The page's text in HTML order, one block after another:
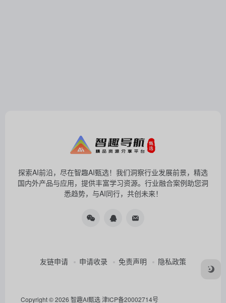
探索AI前沿，尽在智趣AI甄选！我们洞察行业发展前景，精选
国内外产品与应用，提供丰富学习资源。行业融合案例助您洞
悉趋势，与AI同行，共创未来！
友链申请 申请收录 免责声明 隐私政策
Copyright © 2026 智趣AI甄选津ICP备20002714号